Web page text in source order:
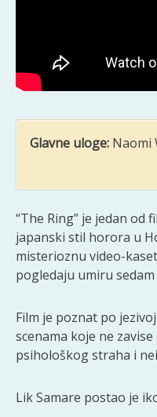
Glavne uloge: Naomi
“The Ring” je jedan od
japanski stil horora u
misterioznu video-
pogledaju umiru
Film je poznat po
scenama koje ne
psihološkog straha i
Lik Samare postao je